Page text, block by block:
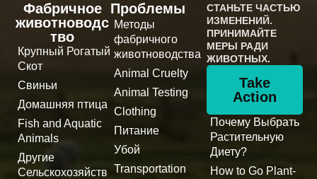
Фабричное
животноводс
тво
Крупный Рогатый
Скот
Свиньи
Домашняя птица
Fish and Aquatic
Animals
Другие
Сельскохозяйств
Проблемы
Методы
фабричного
животноводства
Animal Cruelty
Animal Testing
Clothing
Питание
Убой
Transportation
СТАНЬТЕ ЧАСТЬЮ
ИЗМЕНЕНИЙ.
ПРИНИМАЙТЕ
МЕРЫ РАДИ
ЖИВОТНЫХ.
Take
Action
Почему Выбрать
Растительную
Диету?
How to Go Plant-